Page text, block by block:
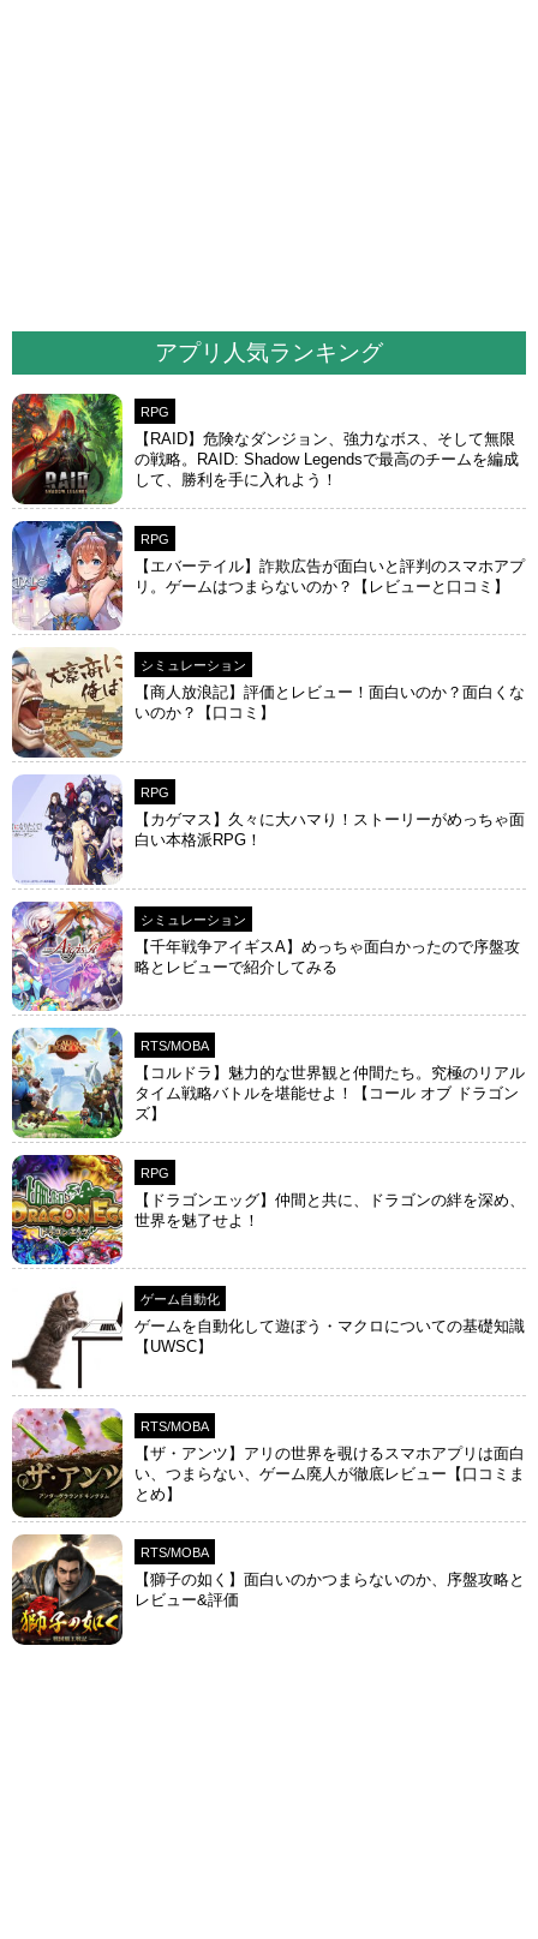
アプリ人気ランキング
RPG
【RAID】危険なダンジョン、強力なボス、そして無限
の戦略。RAID: Shadow Legendsで最高のチームを編成
して、勝利を手に入れよう！
RPG
【エバーテイル】詐欺広告が面白いと評判のスマホアプ
リ。ゲームはつまらないのか？【レビューと口コミ】
シミュレーション
【商人放浪‪記】評価とレビュー！面白いのか？面白くな
いのか？【口コミ】
RPG
【カゲマス】久々に大ハマり！ストーリーがめっちゃ面
白い本格派RPG！
シミュレーション
【千年戦争アイギスA】めっちゃ面白かったので序盤攻
略とレビューで紹介してみる
RTS/MOBA
【コルドラ】魅力的な世界観と仲間たち。究極のリアル
タイム戦略バトルを堪能せよ！【コール オブ ドラゴン
ズ】
RPG
【ドラゴンエッグ】仲間と共に、ドラゴンの絆を深め、
世界を魅了せよ！
ゲーム自動化
ゲームを自動化して遊ぼう・マクロについての基礎知識
【UWSC】
RTS/MOBA
【ザ・アンツ】アリの世界を覗けるスマホアプリは面白
い、つまらない、ゲーム廃人が徹底レビュー【口コミま
とめ】
RTS/MOBA
【獅子の如く】面白いのかつまらないのか、序盤攻略と
レビュー&評価